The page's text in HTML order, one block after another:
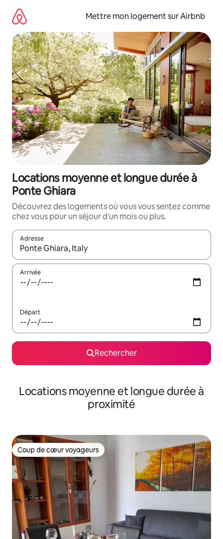
directement
contenu
Mettre mon logement sur Airbnb
Locations moyenne et longue durée à
Ponte Ghiara
Découvrez des logements où vous vous sentez comme
chez vous pour un séjour d'un mois ou plus.
Adresse
Lorsque les résultats s'affichent, utilisez les flèches vers le
Arrivée
Départ
Rechercher
Locations moyenne et longue durée à
proximité
Coup de cœur voyageurs
Coup de cœur voyageurs